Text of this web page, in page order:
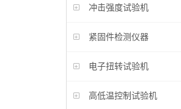
冲击强度试验机
紧固件检测仪器
电子扭转试验机
高低温控制试验机